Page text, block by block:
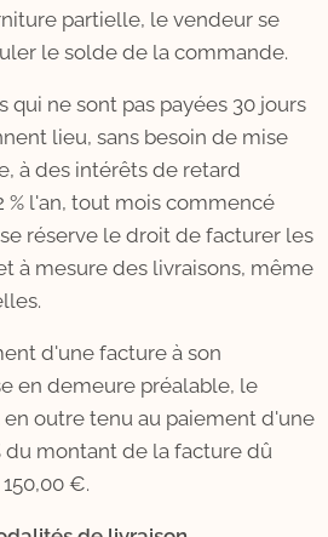
partielle, le vendeur se
le solde de la commande.
qui ne sont pas payées 30 jours
lieu, sans besoin de mise
à des intérêts de retard
% l'an, tout mois commencé
réserve le droit de facturer les
à mesure des livraisons, même
d'une facture à son
en demeure préalable, le
outre tenu au paiement d'une
du montant de la facture dû
€.